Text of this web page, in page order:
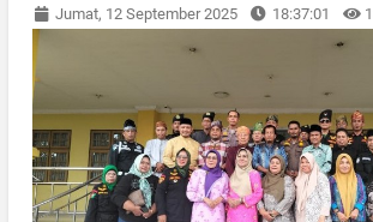
Jumat, 12 September 2025 18:37:01